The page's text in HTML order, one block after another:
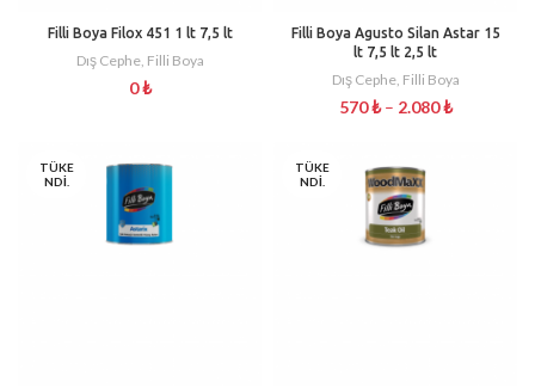
Filli Boya Filox 451 1 lt 7,5 lt
Dış Cephe, Filli Boya
0₺
Filli Boya Agusto Silan Astar 15
lt 7,5 lt 2,5 lt
Dış Cephe, Filli Boya
570₺– 2.080₺
TÜKE
NDI.
TÜKE
NDI.